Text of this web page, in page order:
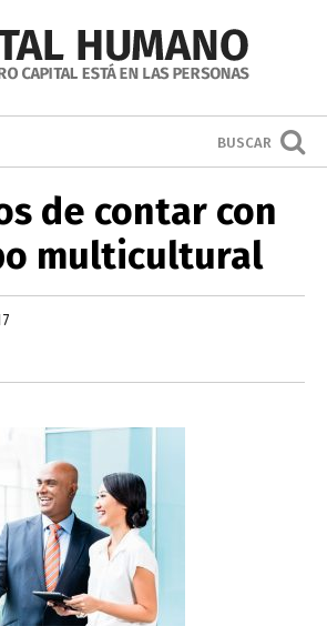
BUSCAR
de contar con
multicultural